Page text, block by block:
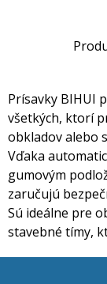
Prísavky BIHUI
všetkých, ktorí
obkladov alebo
Vďaka
gumovým
zaručujú
Sú ideálne pre
stavebné tímy,